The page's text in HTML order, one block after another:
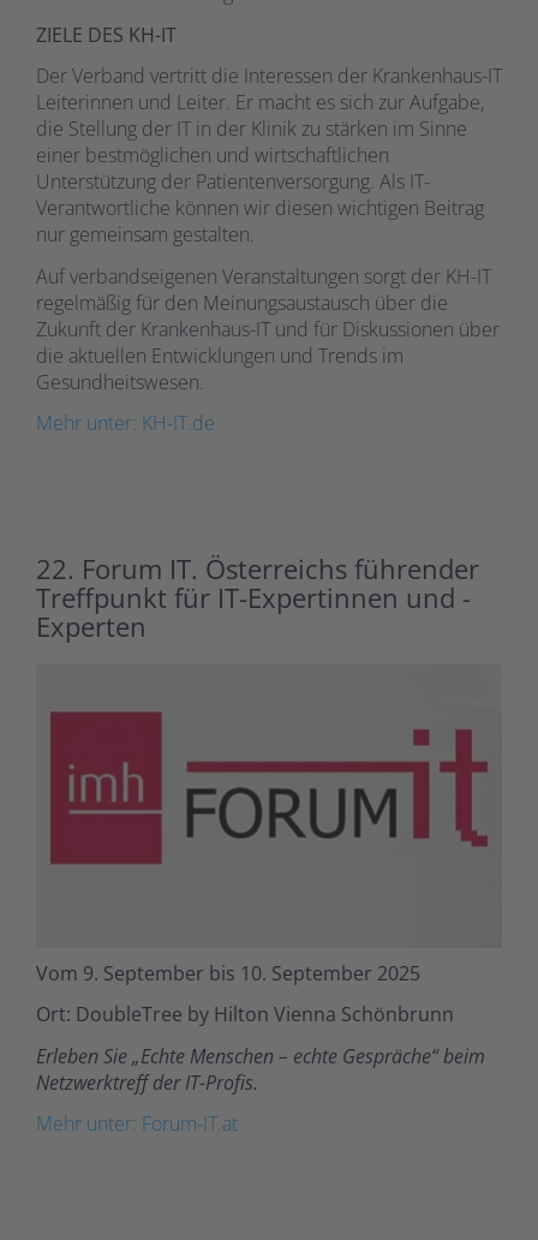
ZIELE DES KH-IT
Der Verband vertritt die Interessen der Krankenhaus-IT
Leiterinnen und Leiter. Er macht es sich zur Aufgabe,
die Stellung der IT in der Klinik zu stärken im Sinne
einer bestmöglichen und wirtschaftlichen
Unterstützung der Patientenversorgung. Als IT-
Verantwortliche können wir diesen wichtigen Beitrag
nur gemeinsam gestalten.
Auf verbandseigenen Veranstaltungen sorgt der KH-IT
regelmäßig für den Meinungsaustausch über die
Zukunft der Krankenhaus-IT und für Diskussionen über
die aktuellen Entwicklungen und Trends im
Gesundheitswesen.
Mehr unter: KH-IT.de
22. Forum IT. Österreichs führender
Treffpunkt für IT-Expertinnen und -
Experten
Vom 9. September bis 10. September 2025
Ort: DoubleTree by Hilton Vienna Schönbrunn
Erleben Sie „Echte Menschen – echte Gespräche“ beim
Netzwerktreff der IT-Profis.
Mehr unter: Forum-IT.at